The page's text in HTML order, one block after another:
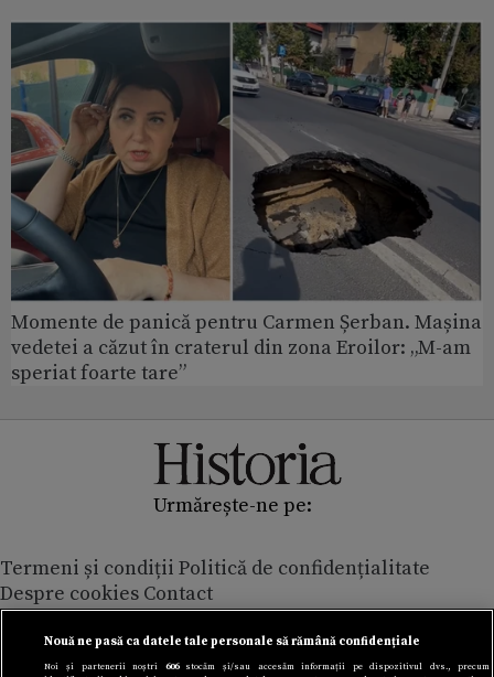
Momente de panică pentru Carmen Șerban. Mașina
vedetei a căzut în craterul din zona Eroilor: „M-am
speriat foarte tare”
Urmărește-ne pe:
Termeni și condiții Politică de confidențialitate
Despre cookies Contact
Modifică preferințe pentru confidențialitate
© Toate drepturile rezervate Adevarul Holding 2026
Nouă ne pasă ca datele tale personale să rămână confidențiale
Noi și partenerii noștri 606stocăm și/sau accesăm informații pe dispozitivul dvs., precum